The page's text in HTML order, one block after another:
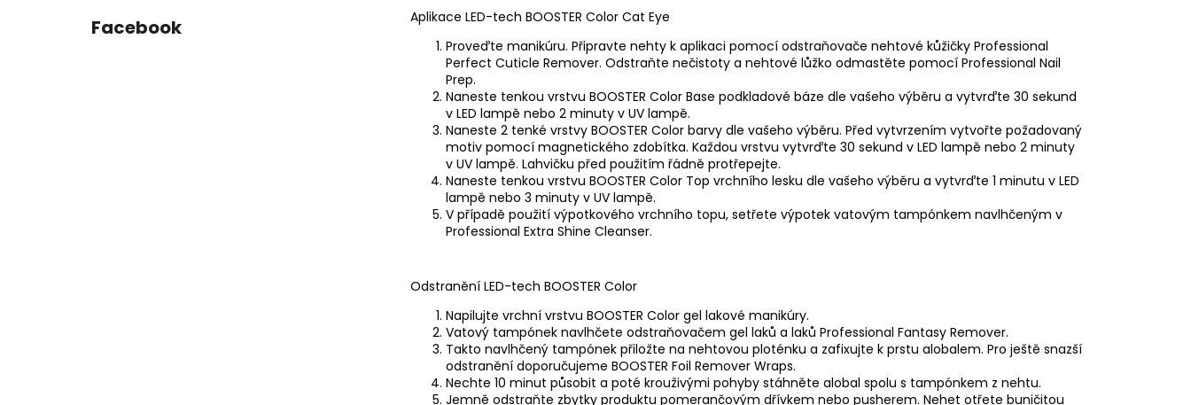
Facebook
Aplikace LED-tech BOOSTER Color Cat Eye
Proveďte manikúru. Připravte nehty k aplikaci pomocí odstraňovače nehtové kůžičky Professional
Perfect Cuticle Remover. Odstraňte nečistoty a nehtové lůžko odmastěte pomocí Professional Nail
Prep.
Naneste tenkou vrstvu BOOSTER Color Base podkladové báze dle vašeho výběru a vytvrďte 30 sekund
v LED lampě nebo 2 minuty v UV lampě.
Naneste 2 tenké vrstvy BOOSTER Color barvy dle vašeho výběru. Před vytvrzením vytvořte požadovaný
motiv pomocí magnetického zdobítka. Každou vrstvu vytvrďte 30 sekund v LED lampě nebo 2 minuty
v UV lampě. Lahvičku před použitím řádně protřepejte.
Naneste tenkou vrstvu BOOSTER Color Top vrchního lesku dle vašeho výběru a vytvrďte 1 minutu v LED
lampě nebo 3 minuty v UV lampě.
V případě použití výpotkového vrchního topu, setřete výpotek vatovým tampónkem navlhčeným v
Professional Extra Shine Cleanser.
Odstranění LED-tech BOOSTER Color
Napilujte vrchní vrstvu BOOSTER Color gel lakové manikúry.
Vatový tampónek navlhčete odstraňovačem gel laků a laků Professional Fantasy Remover.
Takto navlhčený tampónek přiložte na nehtovou ploténku a zafixujte k prstu alobalem. Pro ještě snazší
odstranění doporučujeme BOOSTER Foil Remover Wraps.
Nechte 10 minut působit a poté krouživými pohyby stáhněte alobal spolu s tampónkem z nehtu.
Jemně odstraňte zbytky produktu pomerančovým dřívkem nebo pusherem. Nehet otřete buničitou